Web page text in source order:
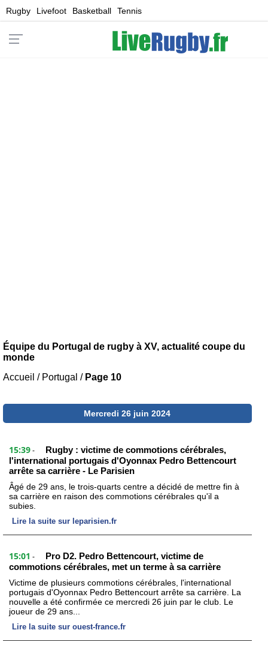
Rugby Livefoot Basketball Tennis
Équipe du Portugal de rugby à XV, actualité coupe du
monde
Accueil / Portugal / Page 10
Mercredi 26 juin 2024
15:39 -
Rugby : victime de commotions cérébrales,
l'international portugais d'Oyonnax Pedro Bettencourt
arrête sa carrière - Le Parisien
Âgé de 29 ans, le trois-quarts centre a décidé de mettre fin à
sa carrière en raison des commotions cérébrales qu'il a
subies.
Lire la suite sur leparisien.fr
15:01 -
Pro D2. Pedro Bettencourt, victime de
commotions cérébrales, met un terme à sa carrière
Victime de plusieurs commotions cérébrales, l'international
portugais d'Oyonnax Pedro Bettencourt arrête sa carrière. La
nouvelle a été confirmée ce mercredi 26 juin par le club. Le
joueur de 29 ans...
Lire la suite sur ouest-france.fr